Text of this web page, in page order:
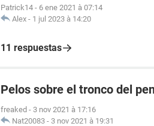
Patrick14 - 6 ene 2021 à 07:14
Alex - 1 jul 2023 à 14:20
11 respuestas
Pelos sobre el tronco del
freaked - 3 nov 2021 à 17:16
Nat20083 - 3 nov 2021 à 19:31